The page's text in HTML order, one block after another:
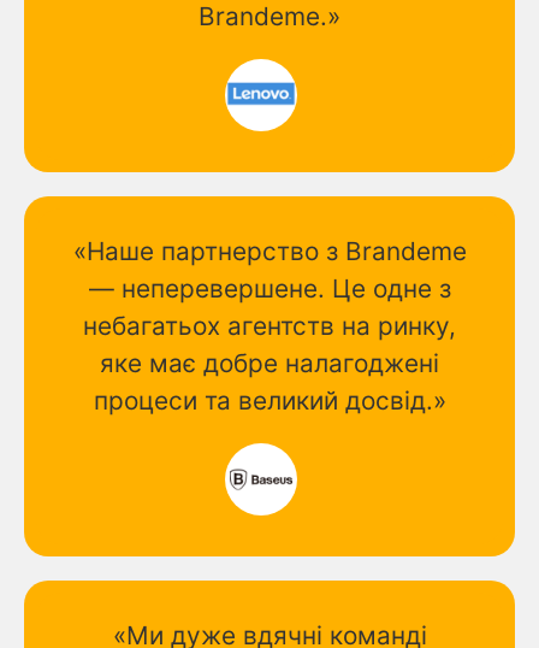
Brandeme.»
«Наше партнерство з Brandeme
— неперевершене. Це одне з
небагатьох агентств на ринку,
яке має добре налагоджені
процеси та великий досвід.»
«Ми дуже вдячні команді